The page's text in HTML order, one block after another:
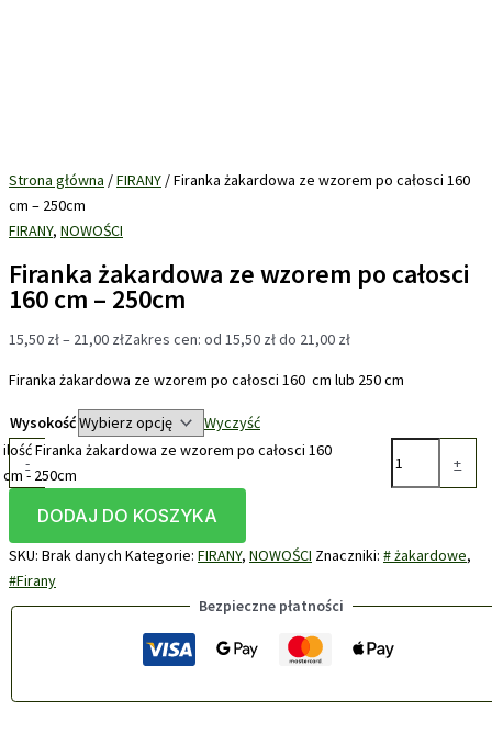
Strona główna /FIRANY / Firanka żakardowa ze wzorem po całosci 160
cm – 250cm
FIRANY, NOWOŚCI
Firanka żakardowa ze wzorem po całosci
160 cm – 250cm
15,50 zł– 21,00 złZakres cen: od 15,50 zł do 21,00 zł
Firanka żakardowa ze wzorem po całosci 160 cm lub 250 cm
Wysokość Wyczyść
-
ilość Firanka żakardowa ze wzorem po całosci 160
cm - 250cm
+
DODAJ DO KOSZYKA
SKU: Brak danych Kategorie: FIRANY, NOWOŚCI Znaczniki: # żakardowe,
#Firany
Bezpieczne płatności